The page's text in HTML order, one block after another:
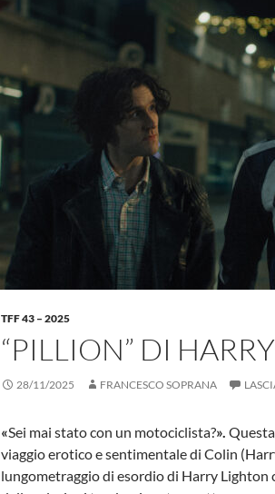
TFF 43 – 2025
“PILLION” DI
28/11/2025 FRANCESCO SOPRANA
«Sei mai stato con un motociclista?».
viaggio erotico e sentimentale di Colin
lungometraggio di esordio di Harry Lighton